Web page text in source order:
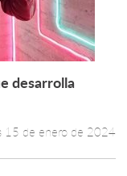
más +
desarrolla
15 de enero de 2024